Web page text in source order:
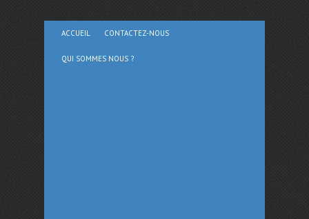
ACCUEIL CONTACTEZ-NOUS
QUI SOMMES NOUS ?